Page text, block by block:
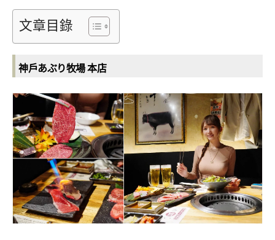
文章目錄
神戶あぶり牧場 本店